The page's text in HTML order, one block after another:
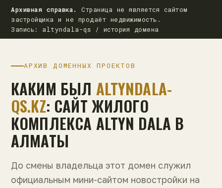
Архивная справка.
Страница не является сайтом
застройщика и не продаёт недвижимость.
Запись: altyndala-qs / история домена
АРХИВ ДОМЕННЫХ ПРОЕКТОВ
КАКИМ БЫЛ ALTYNDALA-
QS.KZ: САЙТ ЖИЛОГО
КОМПЛЕКСА ALTYN DALA В
АЛМАТЫ
До смены владельца этот домен служил
официальным мини-сайтом новостройки на